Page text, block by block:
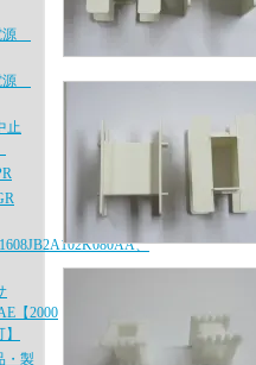
源
源
止
、
【2000
・製